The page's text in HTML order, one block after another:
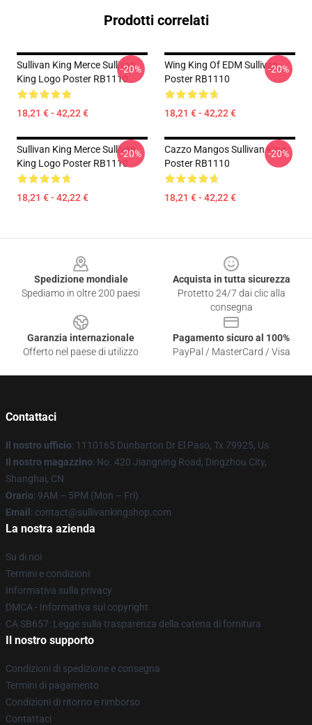
Prodotti correlati
Sullivan King Merce Sullivan
King Logo Poster RB1110
18,21 € - 42,22 €
-20%
Wing King Of EDM Sullivan
Poster RB1110
18,21 € - 42,22 €
-20%
Sullivan King Merce Sullivan
King Logo Poster RB1110
18,21 € - 42,22 €
-20%
Cazzo Mangos Sullivan King
Poster RB1110
18,21 € - 42,22 €
-20%
Spedizione mondiale
Spediamo in oltre 200 paesi
Acquista in tutta sicurezza
Protetto 24/7 dai clic alla
consegna
Garanzia internazionale
Offerto nel paese di utilizzo
Pagamento sicuro al 100%
PayPal / MasterCard / Visa
Contattaci
Il nostro ufficio: 1110165 Dunbarton Dr El Paso, Tx 79925, Us
Il nostro magazzino: No. 420 Jiangning Road, Dingzhou City,
Shanghai, CN
Orario: 9AM – 5PM (Mon – Fri)
Email : contact@sullivankingshop.com
La nostra azienda
Su di noi
Termini e condizioni
Informativa sulla privacy
DMCA - Informativa sul copyright
CA SB657: Legge sulla trasparenza della catena di fornitura
Il nostro supporto
Condizioni di spedizione e consegna
Termini di pagamento
Condizioni di ritorno e rimborso
Contattaci